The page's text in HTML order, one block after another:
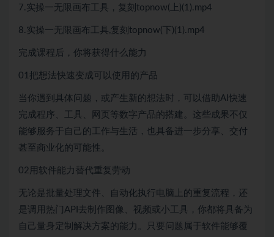
7.实操一无限画布工具，复刻topnow(上)(1).mp4
8.实操一无限画布工具,复刻topnow(下)(1).mp4
完成课程后，你将获得什么能力
01把想法快速变成可以使用的产品
当你遇到具体问题，或产生新的想法时，可以借助AI快速
完成程序、工具、网页等数字产品的搭建。这些成果不仅
能够服务于自己的工作与生活，也具备进一步分享、交付
甚至商业化的可能性。
02用软件能力替代重复劳动
无论是批量处理文件、自动化执行电脑上的重复流程，还
是调用热门API去制作图像、视频或小工具，你都将具备为
自己量身定制解决方案的能力。只要问题属于软件能够覆